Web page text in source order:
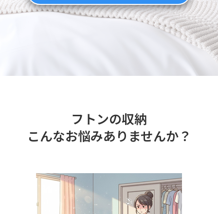
フトンの収納
こんなお悩みありませんか？